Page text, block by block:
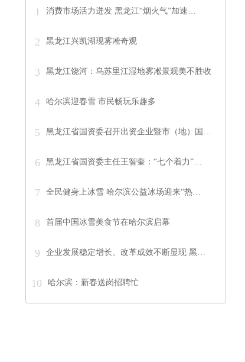
1 消费市场活力迸发 黑龙江“烟火气”加速…
2 黑龙江兴凯湖现雾凇奇观
3 黑龙江饶河：乌苏里江湿地雾凇景观美不胜收
4 哈尔滨迎春雪 市民畅玩乐趣多
5 黑龙江省国资委召开出资企业暨市（地）国…
6 黑龙江省国资委主任王智奎：“七个着力”…
7 全民健身上冰雪 哈尔滨公益冰场迎来“热…
8 首届中国冰雪美食节在哈尔滨启幕
9 企业发展稳定增长、改革成效不断显现 黑…
10 哈尔滨：新春送岗招聘忙